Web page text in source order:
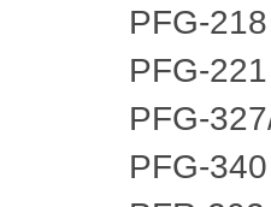
PFG-218
PFG-221
PFG-
PFG-340